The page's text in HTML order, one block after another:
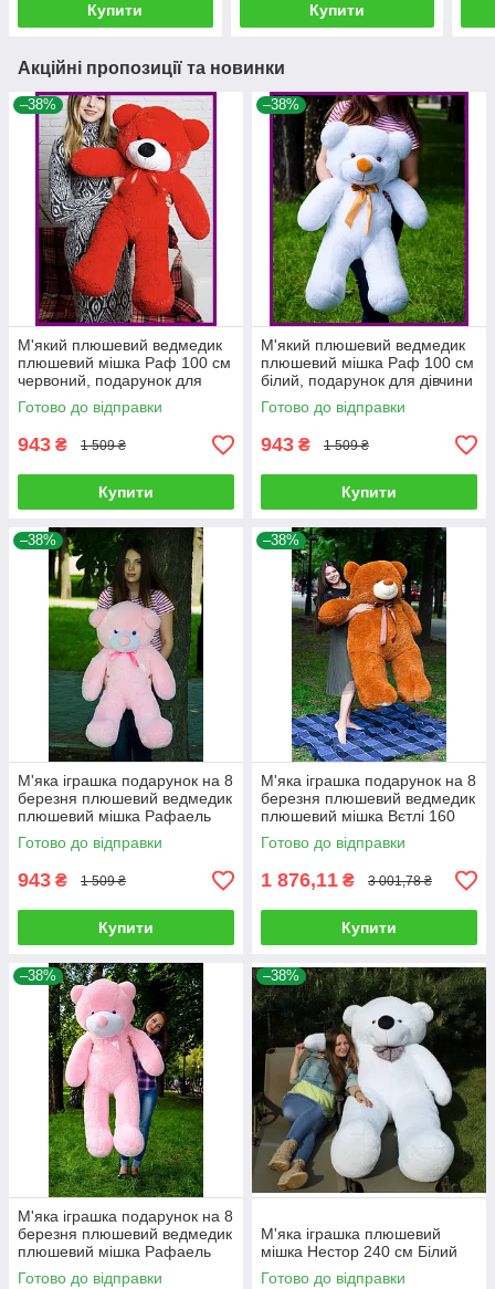
Купити Купити
Акційні пропозиції та новинки
–38%
М'який плюшевий ведмедик
плюшевий мішка Раф 100 см
червоний, подарунок для
дівчини на день народження
Готово до відправки
943 ₴ 1 509 ₴
Купити
–38%
М'який плюшевий ведмедик
плюшевий мішка Раф 100 см
білий, подарунок для дівчини
на день народження
Готово до відправки
943 ₴ 1 509 ₴
Купити
–38%
М'яка іграшка подарунок на 8
березня плюшевий ведмедик
плюшевий мішка Рафаель
100 см Рожевий
Готово до відправки
943 ₴ 1 509 ₴
Купити
–38%
М'яка іграшка подарунок на 8
березня плюшевий ведмедик
плюшевий мішка Вєтлі 160
см Карамельний
Готово до відправки
1 876,11 ₴ 3 001,78 ₴
Купити
–38%
М'яка іграшка подарунок на 8
березня плюшевий ведмедик
плюшевий мішка Рафаель
160 см Рожевий
Готово до відправки
–38%
М'яка іграшка плюшевий
мішка Нестор 240 см Білий
Готово до відправки